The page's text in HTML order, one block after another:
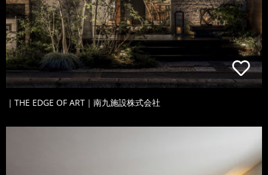
｜THE EDGE OF ART｜南九施設株式会社